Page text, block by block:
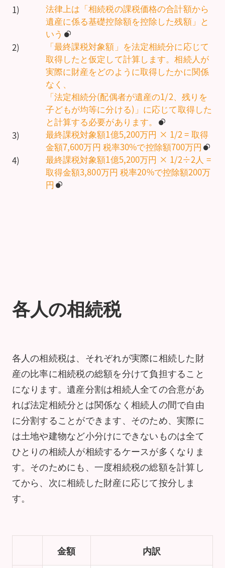
1)
法律上は「相続税の課税価格の合計額から
遺産に係る基礎控除額を控除した残額」と
いう
2)
「最終課税対象額」を法定相続分に応じて
取得したと仮定して計算します。相続人が
実際に財産をどのように取得したかに関係
なく、
「法定相続分(配偶者が遺産の1/2、残りを
子どもが均等に分ける)」に応じて取得した
と計算する必要があります。
3)
最終課税対象額1億5,200万円 × 1/2 = 取得
金額7,600万円 税率30%で控除額700万円
4)
最終課税対象額1億5,200万円 × 1/2÷2人 =
取得金額3,800万円 税率20%で控除額200万
円
各人の相続税
各人の相続税は、それぞれが実際に相続した財
産の比率に相続税の総額を分けて負担すること
になります。遺産分割は相続人全ての合意があ
れば法定相続分とは関係なく相続人の間で自由
に分割することができます、そのため、実際に
は土地や建物など小分けにできないものは全て
ひとりの相続人が相続するケースが多くなりま
す。そのためにも、一度相続税の総額を計算し
てから、次に相続した財産に応じて按分しま
す。
金額 内訳